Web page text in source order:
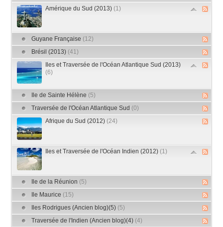
Amérique du Sud (2013) (1)
Guyane Française (12)
Brésil (2013) (41)
Iles et Traversée de l'Océan Atlantique Sud (2013)
(6)
Ile de Sainte Hélène (5)
Traversée de l'Océan Atlantique Sud (0)
Afrique du Sud (2012) (24)
Iles et Traversée de l'Océan Indien (2012) (1)
Ile de la Réunion (5)
Ile Maurice (15)
Iles Rodrigues (Ancien blog)(5) (5)
Traversée de l'Indien (Ancien blog)(4) (4)